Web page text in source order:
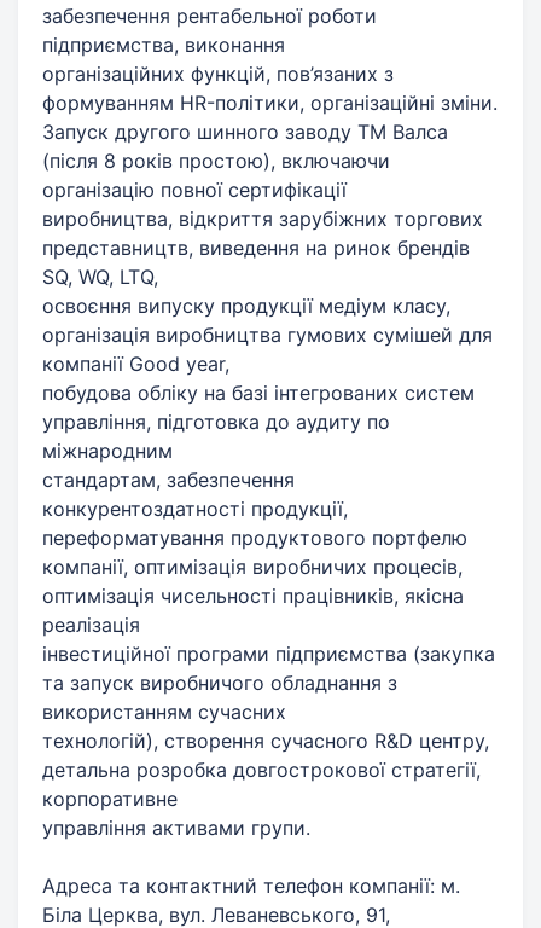
забезпечення рентабельної роботи
підприємства, виконання
організаційних функцій, пов’язаних з
формуванням HR-політики, організаційні зміни.
Запуск другого шинного заводу ТМ Валса
(після 8 років простою), включаючи
організацію повної сертифікації
виробництва, відкриття зарубіжних торгових
представництв, виведення на ринок брендів
SQ, WQ, LTQ,
освоєння випуску продукції медіум класу,
організація виробництва гумових сумішей для
компанії Good year,
побудова обліку на базі інтегрованих систем
управління, підготовка до аудиту по
міжнародним
стандартам, забезпечення
конкурентоздатності продукції,
переформатування продуктового портфелю
компанії, оптимізація виробничих процесів,
оптимізація чисельності працівників, якісна
реалізація
інвестиційної програми підприємства (закупка
та запуск виробничого обладнання з
використанням сучасних
технологій), створення сучасного R&D центру,
детальна розробка довгострокової стратегії,
корпоративне
управління активами групи.
Адреса та контактний телефон компанії: м.
Біла Церква, вул. Леваневського, 91,